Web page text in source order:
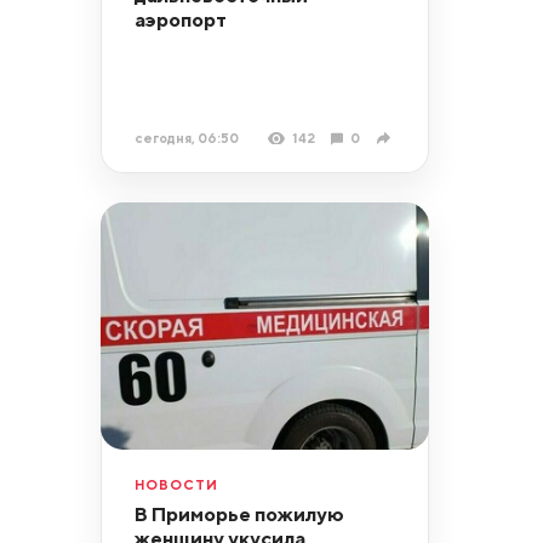
аэропорт
сегодня, 06:50 142 0
НОВОСТИ
В Приморье пожилую
женщину укусила